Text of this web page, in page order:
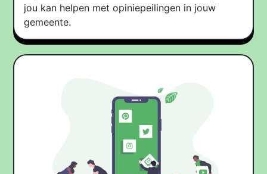
jou kan helpen met opiniepeilingen in jouw
gemeente.